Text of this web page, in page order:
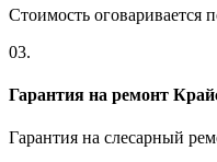
Стоимость оговаривается
03.
Гарантия на ремонт
Гарантия на слесарный